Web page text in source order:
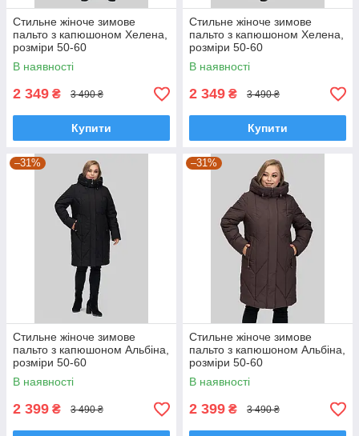
Стильне жіноче зимове
пальто з капюшоном Хелена,
розміри 50-60
В наявності
2 349 ₴ 3 490 ₴
Купити
Стильне жіноче зимове
пальто з капюшоном Хелена,
розміри 50-60
В наявності
2 349 ₴ 3 490 ₴
Купити
–31%
Стильне жіноче зимове
пальто з капюшоном Альбіна,
розміри 50-60
В наявності
2 399 ₴ 3 490 ₴
–31%
Стильне жіноче зимове
пальто з капюшоном Альбіна,
розміри 50-60
В наявності
2 399 ₴ 3 490 ₴